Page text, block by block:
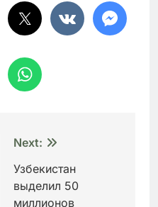
Next:
Узбекистан
выделил 50
миллионов